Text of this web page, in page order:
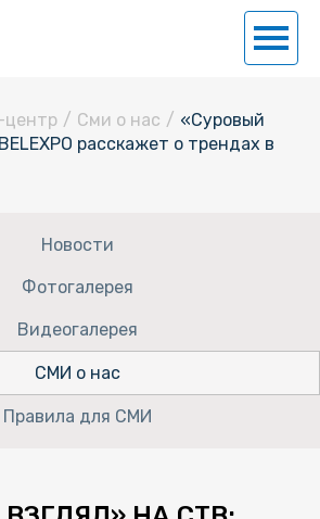
/ Сми о нас / «Суровый
расскажет о трендах в
Новости
Фотогалерея
Видеогалерея
СМИ о нас
Правила для СМИ